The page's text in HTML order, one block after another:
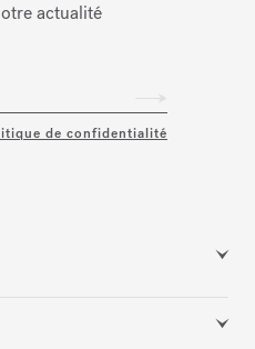
actualité
de confidentialité